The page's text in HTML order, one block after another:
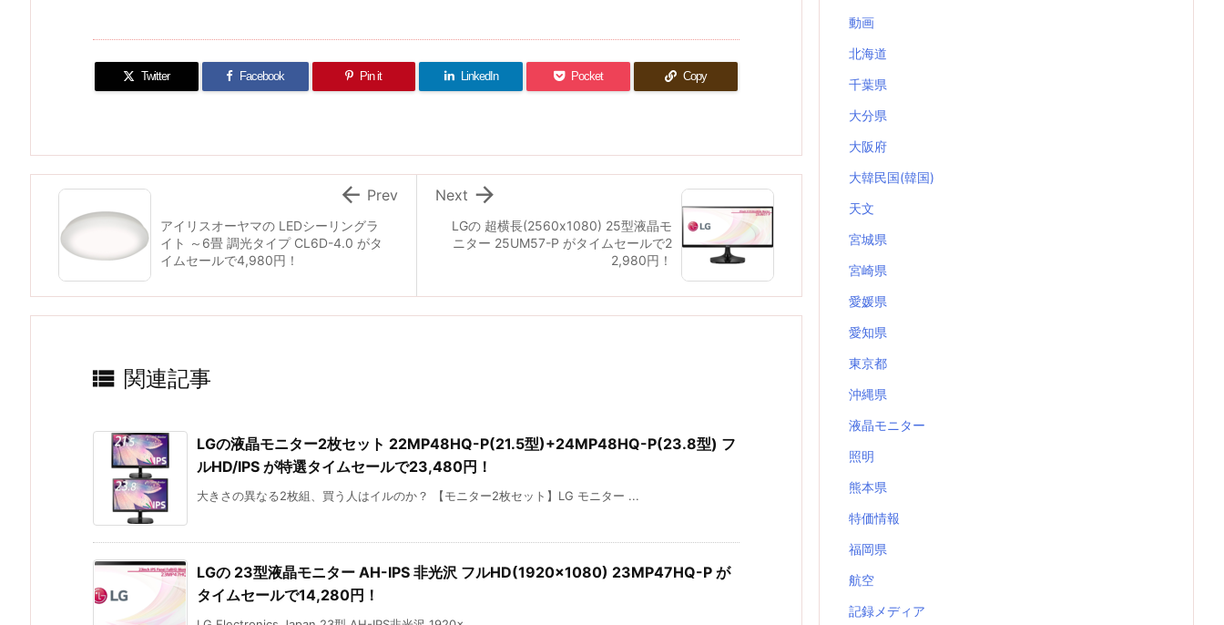
Twitter Facebook Pin it LinkedIn Pocket Copy
LGの 超横長(2560x1080) 25型液晶モ
ニター 25UM57-P がタイムセールで2
2,980円！

Next
アイリスオーヤマの LEDシーリングラ
イト ～6畳 調光タイプ CL6D-4.0 がタ
イムセールで4,980円！
 Prev
 関連記事
LGの液晶モニター2枚セット 22MP48HQ-P(21.5型)+24MP48HQ-P(23.8型) フ
ルHD/IPS が特選タイムセールで23,480円！
大きさの異なる2枚組、買う人はイルのか？ 【モニター2枚セット】LG モニター ...
LGの 23型液晶モニター AH-IPS 非光沢 フルHD(1920×1080) 23MP47HQ-P が
タイムセールで14,280円！
動画
北海道
千葉県
大分県
大阪府
大韓民国(韓国)
天文
宮城県
宮崎県
愛媛県
愛知県
東京都
沖縄県
液晶モニター
照明
熊本県
特価情報
福岡県
航空
記録メディア